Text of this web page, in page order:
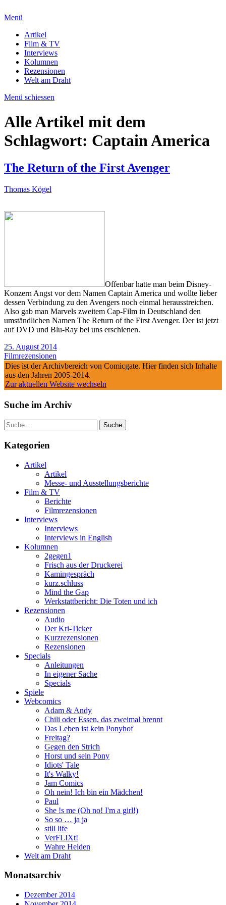
Menü
Artikel
Film & TV
Interviews
Kolumnen
Rezensionen
Welt am Draht
Menü schiessen
Alle Artikel mit dem
Schlagwort: Captain America
The Return of the First Avenger
Thomas Kögel
Offenbar hatte man beim Disney-
Konzern Angst vor dem Namen Captain America und wollte lieber
dessen Verbindung zu den Avengers noch einmal herausstreichen.
Also gab man Marvels zweitem Cap-Film in Deutschland den
umständlichen Namen The Return of the First Avenger. Der ist jetzt
auf DVD und Blu-Ray bei uns erschienen.
25. August 2014
Filmrezensionen
Dies ist der Archivbereich von Comicgate. Hier finden sich Inhalte
aus den Jahren 2005-2014.
Zur aktuellen Website wechseln
Suche im Archiv
Suche
Kategorien
Artikel
Artikel
Messe- und Ausstellungsberichte
Film & TV
Berichte
Filmrezensionen
Interviews
Interviews
Interviews in English
Kolumnen
2gegen1
Frisch aus der Druckerei
Kamingespräch
kurz.schluss
Mind the Gap
Werkstattbericht: Die Toten und ich
Rezensionen
Audio
Der Kri-Ticker
Kurzrezensionen
Rezensionen
Specials
Anleitungen
In eigener Sache
Specials
Spiele
Webcomics
Adam & Andy
Chili oder Essen, das zweimal brennt
Das Leben ist kein Ponyhof
Freitag?
Gegen den Strich
Horst und sein Pony
Idiots' Tale
It's Walky!
Jam Comics
Oh nein! Ich bin ein Mädchen!
Paul
She !s me (Oh no! I'm a girl!)
So so … ja ja
still life
VerFLIXt!
Wahre Helden
Welt am Draht
Monatsarchiv
Dezember 2014